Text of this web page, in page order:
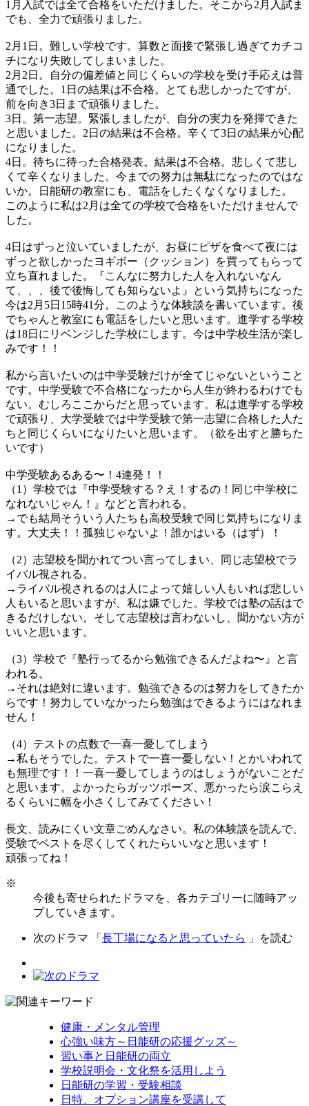
1月入試では全て合格をいただけました。そこから2月入試ま
でも、全力で頑張りました。
2月1日。難しい学校です。算数と面接で緊張し過ぎてカチコ
チになり失敗してしまいました。
2月2日。自分の偏差値と同じくらいの学校を受け手応えは普
通でした。1日の結果は不合格。とても悲しかったですが、
前を向き3日まで頑張りました。
3日。第一志望。緊張しましたが、自分の実力を発揮できた
と思いました。2日の結果は不合格。辛くて3日の結果が心配
になりました。
4日。待ちに待った合格発表。結果は不合格。悲しくて悲し
くて辛くなりました。今までの努力は無駄になったのではな
いか。日能研の教室にも、電話をしたくなくなりました。
このように私は2月は全ての学校で合格をいただけませんで
した。
4日はずっと泣いていましたが、お昼にピザを食べて夜には
ずっと欲しかったヨギボー（クッション）を買ってもらって
立ち直れました。『こんなに努力した人を入れないなん
て、、、後で後悔しても知らないよ』という気持ちになった
今は2月5日15時41分。このような体験談を書いています。後
でちゃんと教室にも電話をしたいと思います。進学する学校
は18日にリベンジした学校にします。今は中学校生活が楽し
みです！！
私から言いたいのは中学受験だけが全てじゃないということ
です。中学受験で不合格になったから人生が終わるわけでも
ない。むしろここからだと思っています。私は進学する学校
で頑張り、大学受験では中学受験で第一志望に合格した人た
ちと同じくらいになりたいと思います。（欲を出すと勝ちた
いです）
中学受験あるある〜！4連発！！
（1）学校では『中学受験する？え！するの！同じ中学校に
なれないじゃん！』などと言われる。
→でも結局そういう人たちも高校受験で同じ気持ちになりま
す。大丈夫！！孤独じゃないよ！誰かはいる（はず）！
（2）志望校を聞かれてつい言ってしまい、同じ志望校でラ
イバル視される。
→ライバル視されるのは人によって嬉しい人もいれば悲しい
人もいると思いますが、私は嫌でした。学校では塾の話はで
きるだけしない。そして志望校は言わないし、聞かない方が
いいと思います。
（3）学校で『塾行ってるから勉強できるんだよね〜』と言
われる。
→それは絶対に違います。勉強できるのは努力をしてきたか
らです！努力していなかったら勉強はできるようにはなれま
せん！
（4）テストの点数で一喜一憂してしまう
→私もそうでした。テストで一喜一憂しない！とかいわれて
も無理です！！一喜一憂してしまうのはしょうがないことだ
と思います。よかったらガッツポーズ、悪かったら涙こらえ
るくらいに幅を小さくしてみてください！
長文、読みにくい文章ごめんなさい。私の体験談を読んで、
受験でベストを尽くしてくれたらいいなと思います！
頑張ってね！
※
今後も寄せられたドラマを、各カテゴリーに随時アッ
プしていきます。
次のドラマ 「 長丁場になると思っていたら 」を読む
健康・メンタル管理
心強い味方～日能研の応援グッズ～
習い事と日能研の両立
学校説明会・文化祭を活用しよう
日能研の学習・受験相談
日特、オプション講座を受講して